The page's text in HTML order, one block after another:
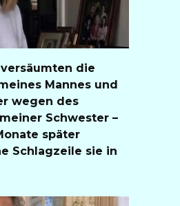
die
Mannes und
wegen des
Schwester –
später
Schlagzeile sie in